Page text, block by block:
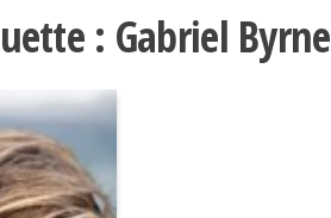
: Gabriel Byrne